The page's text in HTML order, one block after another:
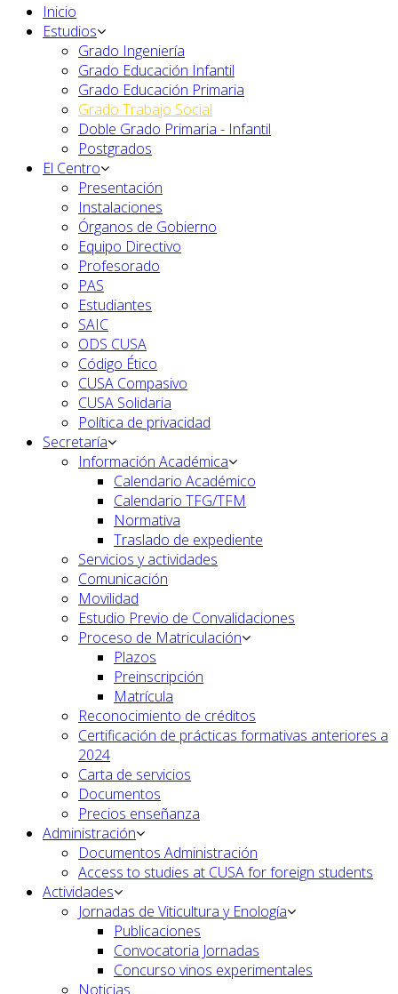
Inicio
Estudios
Grado Ingeniería
Grado Educación Infantil
Grado Educación Primaria
Grado Trabajo Social
Doble Grado Primaria - Infantil
Postgrados
El Centro
Presentación
Instalaciones
Órganos de Gobierno
Equipo Directivo
Profesorado
PAS
Estudiantes
SAIC
ODS CUSA
Código Ético
CUSA Compasivo
CUSA Solidaria
Política de privacidad
Secretaría
Información Académica
Calendario Académico
Calendario TFG/TFM
Normativa
Traslado de expediente
Servicios y actividades
Comunicación
Movilidad
Estudio Previo de Convalidaciones
Proceso de Matriculación
Plazos
Preinscripción
Matrícula
Reconocimiento de créditos
Certificación de prácticas formativas anteriores a
2024
Carta de servicios
Documentos
Precios enseñanza
Administración
Documentos Administración
Access to studies at CUSA for foreign students
Actividades
Jornadas de Viticultura y Enología
Publicaciones
Convocatoria Jornadas
Concurso vinos experimentales
Noticias